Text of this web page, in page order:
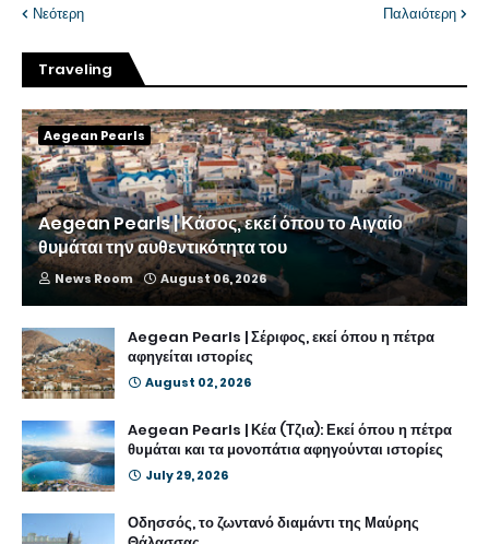
Νεότερη Παλαιότερη
Traveling
Aegean Pearls
Aegean Pearls | Κάσος, εκεί όπου το Αιγαίο
θυμάται την αυθεντικότητα του
News Room August 06, 2026
Aegean Pearls | Σέριφος, εκεί όπου η πέτρα
αφηγείται ιστορίες
August 02, 2026
Aegean Pearls | Κέα (Τζια): Εκεί όπου η πέτρα
θυμάται και τα μονοπάτια αφηγούνται ιστορίες
July 29, 2026
Οδησσός, το ζωντανό διαμάντι της Μαύρης